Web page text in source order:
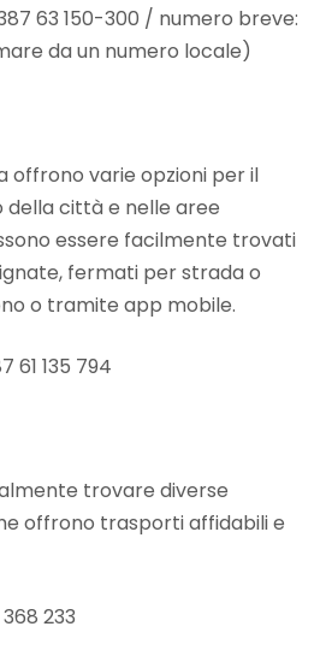
63 150-300 / numero breve:
da un numero locale)
offrono varie opzioni per il
città e nelle aree
essere facilmente trovati
fermati per strada o
o tramite app mobile.
61 135 794
trovare diverse
offrono trasporti affidabili e
233